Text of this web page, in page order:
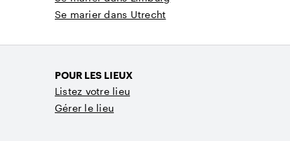
Se marier dans Utrecht
POUR LES LIEUX
Listez votre lieu
Gérer le lieu